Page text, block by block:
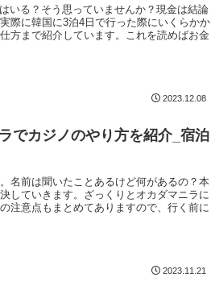
いる？そう思っていませんか？現金は結論
際に韓国に3泊4日で行った際にいくらかか
方まで紹介しています。これを読めばお金
2023.12.08
でカジノのやり方を紹介_宿泊
名前は聞いたことあるけど何があるの？本
していきます。ざっくりとオカダマニラに
注意点もまとめてありますので、行く前に
2023.11.21